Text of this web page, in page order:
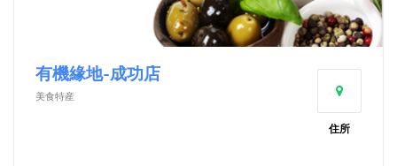
有機緣地-成功店
美食特産
住所